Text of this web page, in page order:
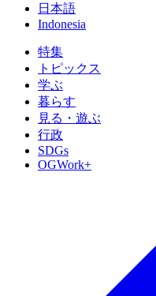
日本語
Indonesia
特集
トピックス
学ぶ
暮らす
見る・遊ぶ
行政
SDGs
OGWork+